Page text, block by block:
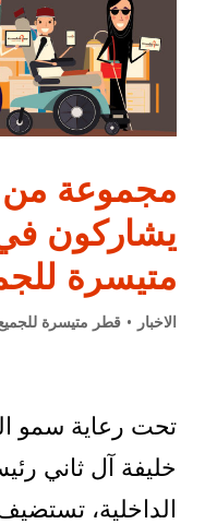
مجموعة من
يشاركون
متيسرة
الاخبار قطر متيسرة
تحت رعاية سمو
خليفة آل ثاني
الداخلية،